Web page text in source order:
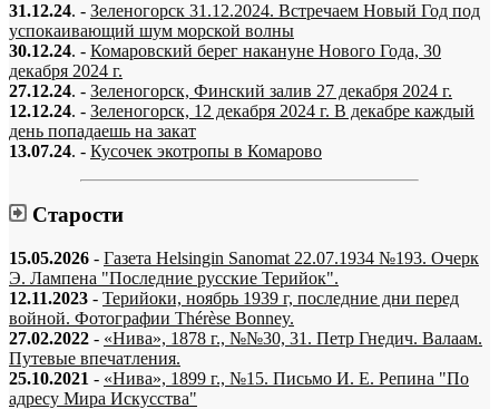
31.12.24. - Зеленогорск 31.12.2024. Встречаем Новый Год под
успокаивающий шум морской волны
30.12.24. - Комаровский берег накануне Нового Года, 30
декабря 2024 г.
27.12.24. - Зеленогорск, Финский залив 27 декабря 2024 г.
12.12.24. - Зеленогорск, 12 декабря 2024 г. В декабре каждый
день попадаешь на закат
13.07.24. - Кусочек экотропы в Комарово
Старости
15.05.2026 - Газета Helsingin Sanomat 22.07.1934 №193. Очерк
Э. Лампена "Последние русские Терийок".
12.11.2023 - Терийоки, ноябрь 1939 г, последние дни перед
войной. Фотографии Thérèse Bonney.
27.02.2022 - «Нива», 1878 г., №№30, 31. Петр Гнедич. Валаам.
Путевые впечатления.
25.10.2021 - «Нива», 1899 г., №15. Письмо И. Е. Репина "По
адресу Мира Искусства"